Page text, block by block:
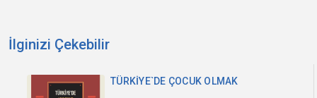
İlginizi Çekebilir
TÜRKİYE`DE ÇOCUK OLMAK